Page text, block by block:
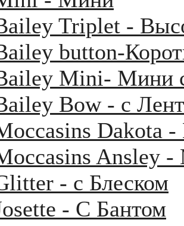
Triplet -
button-
Mini- Мини
Bow - с
Dakota
Ansley
- с Блеском
- С Бантом